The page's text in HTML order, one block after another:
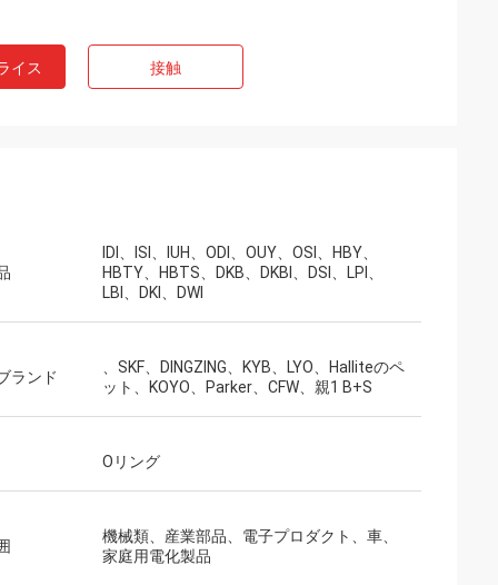
イス 接触
IDI、ISI、IUH、ODI、OUY、OSI、HBY、
HBTY、HBTS、DKB、DKBI、DSI、LPI、
LBI、DKI、DWI
ランド
、SKF、DINGZING、KYB、LYO、Halliteのペ
ット、KOYO、Parker、CFW、親1 B+S
Oリング
機械類、産業部品、電子プロダクト、車、
家庭用電化製品